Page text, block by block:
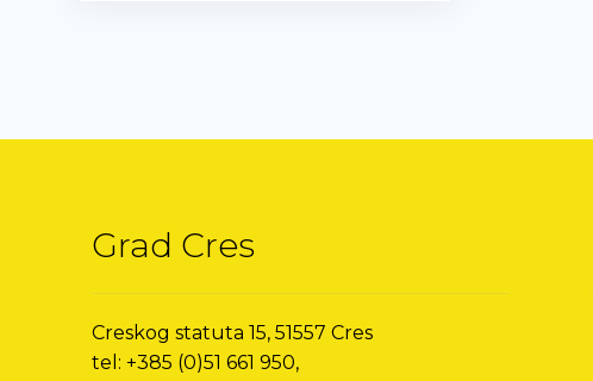
Grad Cres
Creskog statuta 15, 51557 Cres
tel: +385 (0)51 661 950,